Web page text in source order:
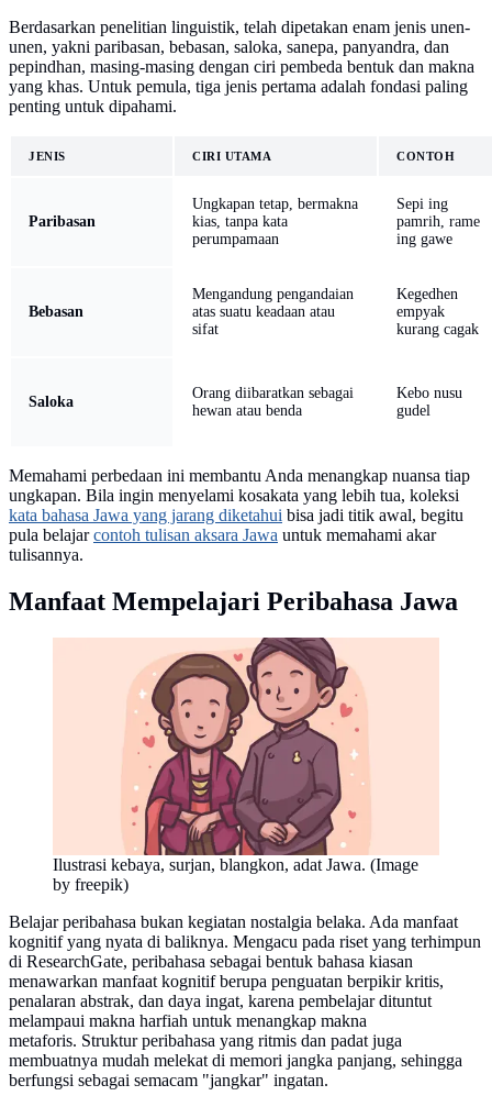
Berdasarkan penelitian linguistik, telah dipetakan enam jenis unen-
unen, yakni paribasan, bebasan, saloka, sanepa, panyandra, dan
pepindhan, masing-masing dengan ciri pembeda bentuk dan makna
yang khas. Untuk pemula, tiga jenis pertama adalah fondasi paling
penting untuk dipahami.
JENIS CIRI UTAMA CONTOH
Paribasan
Ungkapan tetap, bermakna
kias, tanpa kata
perumpamaan
Sepi ing
pamrih, rame
ing gawe
Bebasan
Mengandung pengandaian
atas suatu keadaan atau
sifat
Kegedhen
empyak
kurang cagak
Saloka
Orang diibaratkan sebagai
hewan atau benda
Kebo nusu
gudel
Memahami perbedaan ini membantu Anda menangkap nuansa tiap
ungkapan. Bila ingin menyelami kosakata yang lebih tua, koleksi
kata bahasa Jawa yang jarang diketahui bisa jadi titik awal, begitu
pula belajarcontoh tulisan aksara Jawa untuk memahami akar
tulisannya.
Manfaat Mempelajari Peribahasa Jawa
Ilustrasi kebaya, surjan, blangkon, adat Jawa. (Image
by freepik)
Belajar peribahasa bukan kegiatan nostalgia belaka. Ada manfaat
kognitif yang nyata di baliknya. Mengacu pada riset yang terhimpun
di ResearchGate, peribahasa sebagai bentuk bahasa kiasan
menawarkan manfaat kognitif berupa penguatan berpikir kritis,
penalaran abstrak, dan daya ingat, karena pembelajar dituntut
melampaui makna harfiah untuk menangkap makna
metaforis. Struktur peribahasa yang ritmis dan padat juga
membuatnya mudah melekat di memori jangka panjang, sehingga
berfungsi sebagai semacam "jangkar" ingatan.